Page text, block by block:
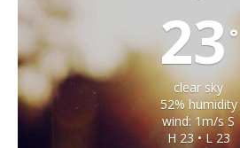
23 °
clear sky
52% humidity
wind: 1m/s S
H 23 • L 23